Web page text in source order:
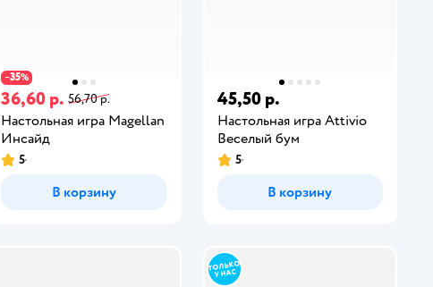
−35%
36,60 р. 56,70 р.
Настольная игра Magellan
Инсайд
5
В корзину
45,50 р.
Настольная игра Attivio
Веселый бум
5
В корзину